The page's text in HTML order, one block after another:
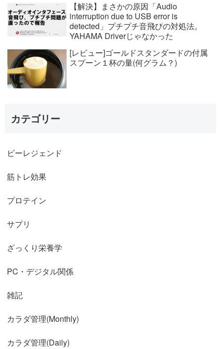
【解決】まさかの原因「Audio
interruption due to USB error is
detected」プチプチ音飛びの対処法。
YAHAMA Driverじゃなかった
[レビュー]ゴールドスタンダードの付属
スプーン１杯の量(何グラム？)
カテゴリー
ビーレジェンド
筋トレ効果
プロテイン
サプリ
ざっくり栄養学
PC・デジタル関係
雑記
カラダ管理(Monthly)
カラダ管理(Daily)